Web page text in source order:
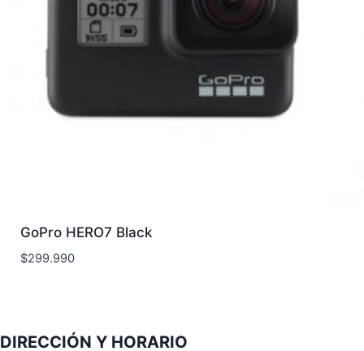
GoPro HERO7 Black
$299.990
DIRECCIÓN Y HORARIO